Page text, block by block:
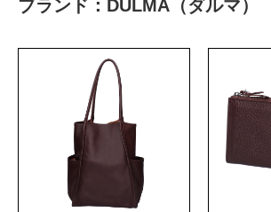
閲覧したアイテム
ブランド：DULMA（ダルマ）